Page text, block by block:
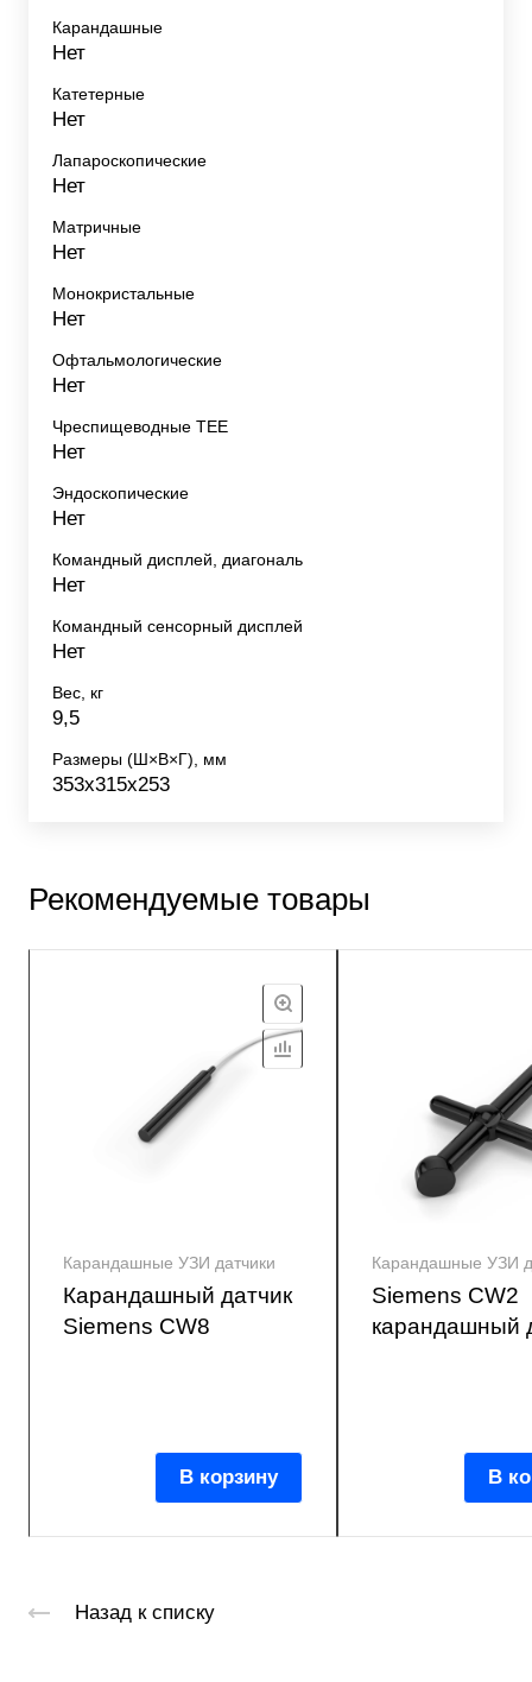
Карандашные
Нет
Катетерные
Нет
Лапароскопические
Нет
Матричные
Нет
Монокристальные
Нет
Офтальмологические
Нет
Чреспищеводные TEE
Нет
Эндоскопические
Нет
Командный дисплей, диагональ
Нет
Командный сенсорный дисплей
Нет
Вес, кг
9,5
Размеры (Ш×В×Г), мм
353x315x253
Рекомендуемые товары
Карандашные УЗИ датчики
Карандашный датчик
Siemens CW8
В корзину
Карандашные УЗИ
Siemens CW2
карандашный
В
Назад к списку